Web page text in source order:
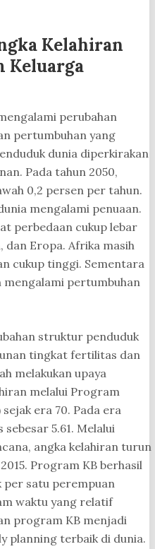
Kelahiran
Keluarga
perubahan
pertumbuhan yang
dunia diperkirakan
Pada tahun 2050,
0,2 persen per tahun.
mengalami penuaan.
perbedaan cukup lebar
dan Eropa. Afrika masih
cukup tinggi. Sementara
mengalami pertumbuhan
struktur penduduk
tingkat fertilitas dan
melakukan upaya
melalui Program
era 70. Pada era
5.61. Melalui
angka kelahiran turun
Program KB berhasil
per satu perempuan
waktu yang relatif
program KB menjadi
planning terbaik di dunia.